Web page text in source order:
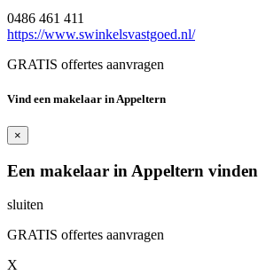
0486 461 411
https://www.swinkelsvastgoed.nl/
GRATIS offertes aanvragen
Vind een makelaar in Appeltern
×
Een makelaar in Appeltern vinden
sluiten
GRATIS offertes aanvragen
X